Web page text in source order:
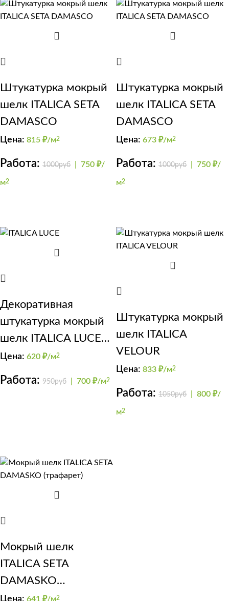
Штукатурка мокрый
шелк ITALICA SETA
DAMASCO
Цена: 815 ₽/м2
Работа: 1000руб 750 ₽/
м2
Штукатурка мокрый
шелк ITALICA SETA
DAMASCO
Цена: 673 ₽/м2
Работа: 1000руб 750 ₽/
м2
Декоративная
штукатурка мокрый
шелк ITALICA LUCE
(вьюжка)
Цена: 620 ₽/м2
Работа: 950руб 700 ₽/м2
Штукатурка мокрый
шелк ITALICA
VELOUR
Цена: 833 ₽/м2
Работа: 1050руб 800 ₽/
м2
Мокрый шелк
ITALICA SETA
DAMASKO
(трафарет)
Цена: 641 ₽/м2